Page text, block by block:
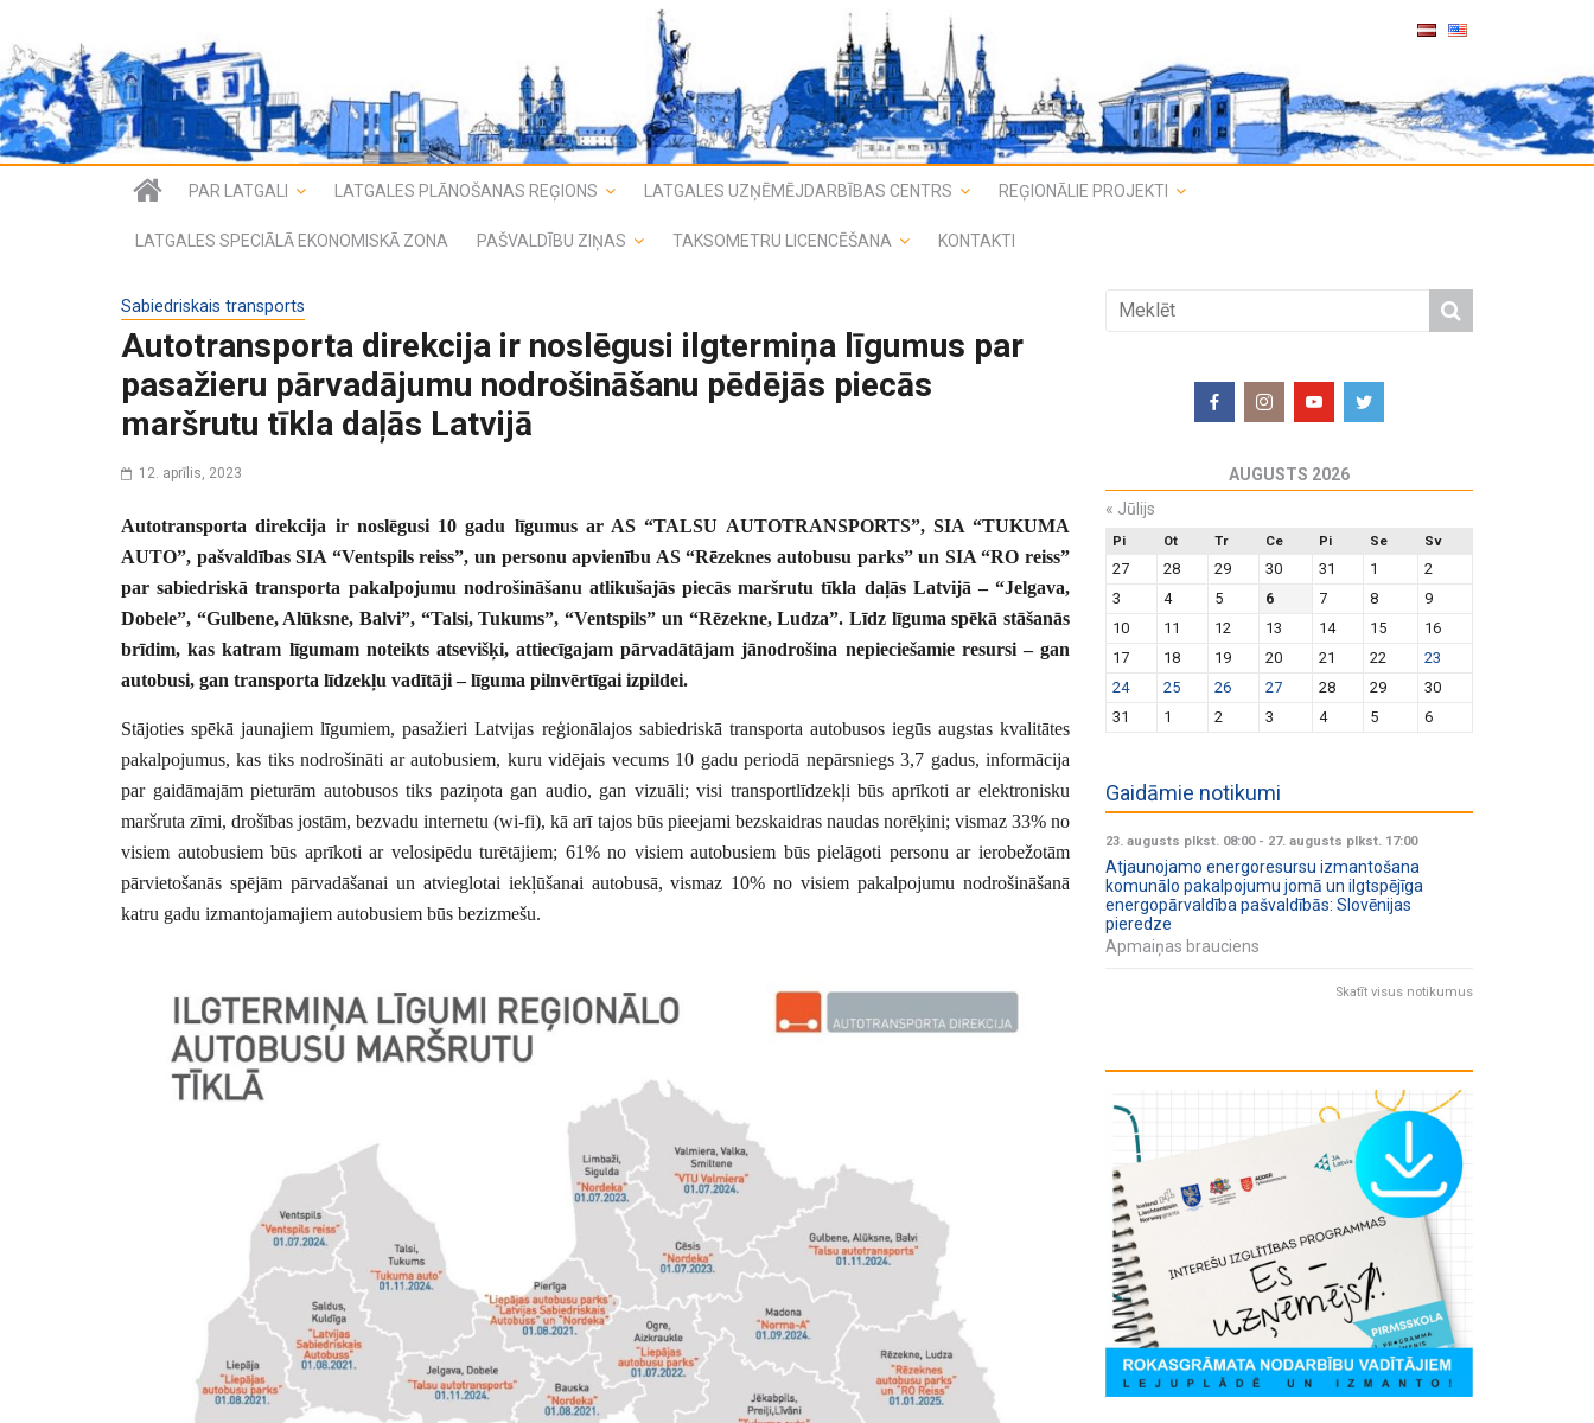
PAR LATGALI LATGALES PLĀNOŠANAS REĢIONS LATGALES UZŅĒMĒJDARBĪBAS CENTRS REĢIONĀLIE PROJEKTI
LATGALES SPECIĀLĀ EKONOMISKĀ ZONA PAŠVALDĪBU ZIŅAS TAKSOMETRU LICENCĒŠANA KONTAKTI
Sabiedriskais transports
Autotransporta direkcija ir noslēgusi ilgtermiņa līgumus par
pasažieru pārvadājumu nodrošināšanu pēdējās piecās
maršrutu tīkla daļās Latvijā
12. aprīlis, 2023
Autotransporta direkcija ir noslēgusi 10 gadu līgumus ar AS “TALSU AUTOTRANSPORTS”, SIA “TUKUMA
AUTO”, pašvaldības SIA “Ventspils reiss”, un personu apvienību AS “Rēzeknes autobusu parks” un SIA “RO reiss”
par sabiedriskā transporta pakalpojumu nodrošināšanu atlikušajās piecās maršrututīkla daļās Latvijā – “Jelgava,
Dobele”, “Gulbene, Alūksne, Balvi”, “Talsi, Tukums”, “Ventspils” un “Rēzekne, Ludza”. Līdz līguma spēkā stāšanās
brīdim, kas katram līgumam noteikts atsevišķi, attiecīgajam pārvadātājam jānodrošina nepieciešamie resursi – gan
autobusi, gan transporta līdzekļu vadītāji – līguma pilnvērtīgai izpildei.
Stājoties spēkā jaunajiem līgumiem, pasažieri Latvijas reģionālajos sabiedriskā transporta autobusos iegūs augstas kvalitātes
pakalpojumus, kas tiks nodrošināti ar autobusiem, kuru vidējais vecums 10 gadu periodā nepārsniegs 3,7 gadus, informācija
par gaidāmajām pieturām autobusos tiks paziņota gan audio, gan vizuāli; visi transportlīdzekļi būs aprīkoti ar elektronisku
maršruta zīmi, drošības jostām, bezvadu internetu (wi-fi), kā arī tajos būs pieejami bezskaidras naudas norēķini; vismaz 33% no
visiem autobusiem būs aprīkoti ar velosipēdu turētājiem; 61% no visiem autobusiem būs pielāgoti personu ar ierobežotām
pārvietošanās spējām pārvadāšanai un atvieglotai iekļūšanai autobusā, vismaz 10% no visiem pakalpojumu nodrošināšanā
katru gadu izmantojamajiem autobusiem būs bezizmešu.
AUGUSTS 2026
« Jūlijs
Pi Ot Tr Ce Pi Se Sv
27 28 29 30 31 1
2
3
4 5 6 7 8
9
10
11 12 13 14 15
16
17
18 19 20 21 22
23
24
25 26 27 28 29
30
31
1 2 3 4 5 6
Gaidāmie notikumi
23. augusts plkst. 08:00- 27. augusts plkst. 17:00
Atjaunojamo energoresursu izmantošana
komunālo pakalpojumu jomā un ilgtspējīga
energopārvaldība pašvaldībās: Slovēnijas
pieredze
Apmaiņas brauciens
Skatīt visus notikumus